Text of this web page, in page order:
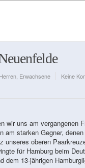
, Erwachsene Keine
wir uns am vergangenen
am starken Gegner,
unseres oberen
für Hamburg beim
dem 13-jährigen